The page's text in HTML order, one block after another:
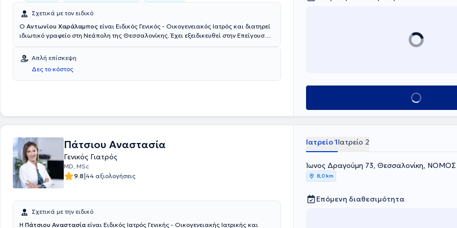
Σχετικά με τον ειδικό
Ο Αντωνίου Χαράλαμπος είναι Ειδικός Γενικός - Οικογενειακός Ιατρός και διατηρεί
ιδιωτικό γραφείο στη Νεάπολη της Θεσσαλονίκης. Έχει εξειδικευθεί στην Επείγουσα
Λιπιδιολογία. Ασχολείται με την αντιμετώπιση του σακχαρώδους διαβήτη, της
δυσλιπιδαιμίας - αθηρωμάτωσης, της αρτηριακής υπέρτασης, της οστεοπόρωσης,
καθώς και με οξείες λοιμώξεις (αναπνευστικού, ουροποιητικού, πεπτικού). Το
ιδιωτικό του ιατρείο είναι πλήρως εξοπλισμένο με ωτοσκόπιο, καρδιογράφους,
Απλή επίσκεψη
Δες το κόστος
Κλείσε ραντεβού
Πάτσιου Αναστασία
Γενικός Γιατρός
ΜD, MSc
9.8|44 αξιολογήσεις
Σχετικά με την ειδικό
Η Πάτσιου Αναστασία είναι Ειδικός Ιατρός Γενικής - Οικογενειακής Ιατρικής και
Ιατρείο 1Ιατρείο 2
Ίωνος Δραγούμη 73, Θεσσαλονίκη,
8,0 km
Επόμενη διαθεσιμότητα